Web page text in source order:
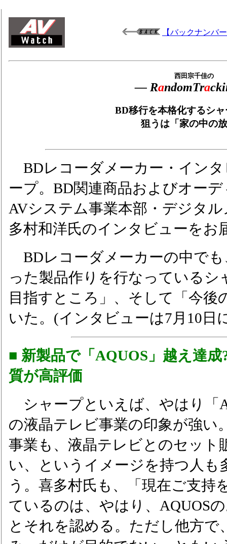
【バックナンバ
西田宗千佳の
― RandomTra
BD移行を本格化するシ
狙うは「家の中の
BDレコーダメーカー・イン
ープ。BD関連商品およびオー
AVシステム事業本部・デジタ
多村和洋氏のインタビューをお
BDレコーダメーカーの中で
った製品作りを行なっているシ
目指すところ」、そして「今後
いた。(インタビューは7月10日
■ 新製品で「AQUOS」越え達
質が高評価
シャープといえば、やはり「
の液晶テレビ事業の印象が強い
事業も、液晶テレビとのセット
い、というイメージを持つ人も
う。喜多村氏も、「現在ご支持
ているのは、やはり、AQUOS
とそれを認める。ただし他方で